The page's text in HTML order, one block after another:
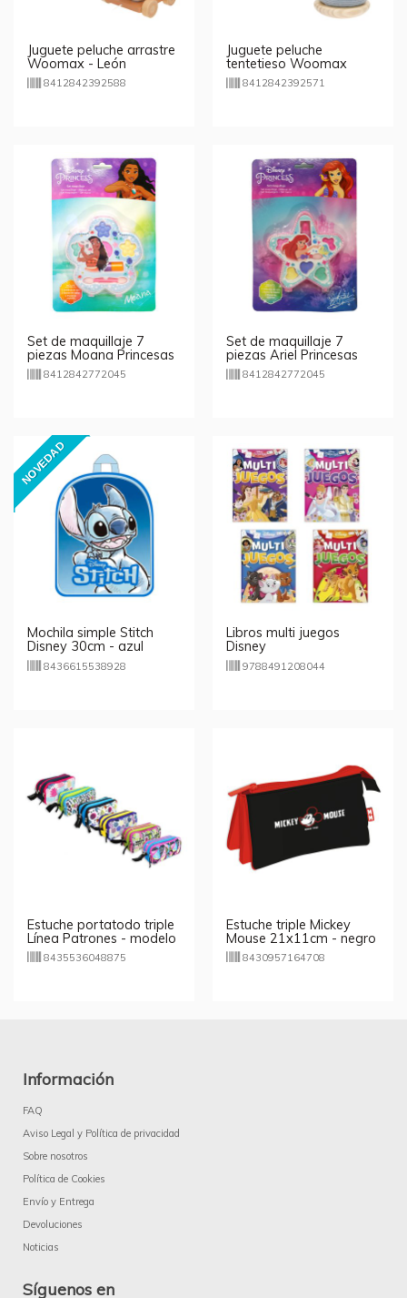
Juguete peluche arrastre
Woomax - León
8412842392588
Juguete peluche
tentetieso Woomax
Baby - Perro
8412842392571
Set de maquillaje 7
piezas Moana Princesas
Disney
8412842772045
Set de maquillaje 7
piezas Ariel Princesas
Disney
8412842772045
NOVEDAD
Mochila simple Stitch
Disney 30cm - azul
8436615538928
Libros multi juegos
Disney
9788491208044
Estuche portatodo triple
Línea Patrones - modelo
aleatorio
8435536048875
Estuche triple Mickey
Mouse 21x11cm - negro
8430957164708
Información
FAQ
Aviso Legal y Política de privacidad
Sobre nosotros
Política de Cookies
Envío y Entrega
Devoluciones
Noticias
Síguenos en